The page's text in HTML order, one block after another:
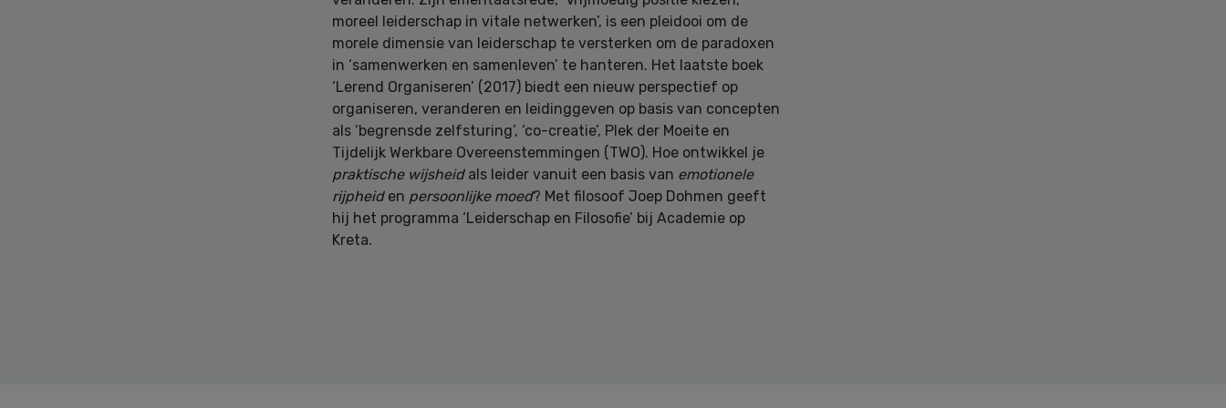
moreel leiderschap in vitale netwerken’, is een pleidooi om de
morele dimensie van leiderschap te versterken om de paradoxen
in ‘samenwerken en samenleven’ te hanteren. Het laatste boek
‘Lerend Organiseren’ (2017) biedt een nieuw perspectief op
organiseren, veranderen en leidinggeven op basis van concepten
als ‘begrensde zelfsturing’, ‘co-creatie’, Plek der Moeite en
Tijdelijk Werkbare Overeenstemmingen (TWO). Hoe ontwikkel je
praktische wijsheidals leider vanuit een basis van emotionele
rijpheiden persoonlijke moed? Met filosoof Joep Dohmen geeft
hij het programma ‘Leiderschap en Filosofie’ bij Academie op
Kreta.